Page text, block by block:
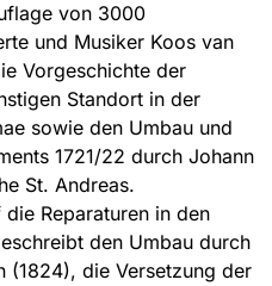
von 3000
und Musiker Koos van
Vorgeschichte der
Standort in der
sowie den Umbau und
1721/22 durch Johann
St. Andreas.
Reparaturen in den
den Umbau durch
(1824), die Versetzung der